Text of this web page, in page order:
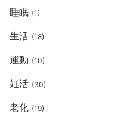
睡眠 (1)
生活 (18)
運動 (10)
妊活 (30)
老化 (19)